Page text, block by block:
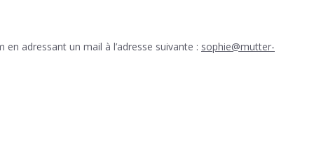
adressant un mail à l’adresse suivante : sophie@mutter-